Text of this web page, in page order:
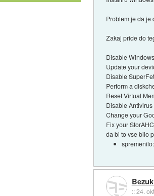
Problem je da je
Zakaj pride do
Disable
Update your
Disable
Perform a
Reset Virtual
Disable
Change your
Fix your
da bi to vse bilo
spremenilo:
::24.